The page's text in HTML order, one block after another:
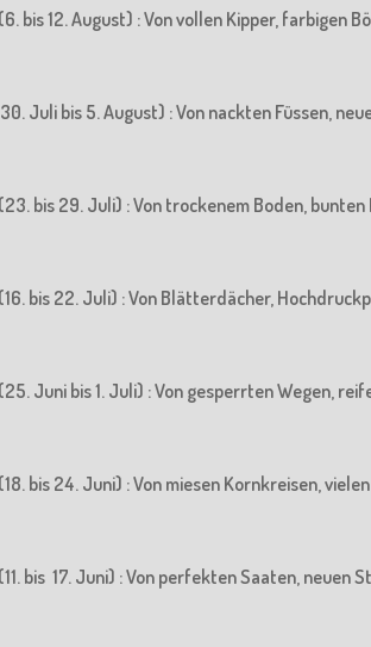
bis 12. August) : Von vollen Kipper, farbigen
Juli bis 5. August) : Von nackten Füssen,
bis 29. Juli) : Von trockenem Boden,
bis 22. Juli) : Von Blätterdächer,
Juni bis 1. Juli) : Von gesperrten Wegen,
bis 24. Juni) : Von miesen Kornkreisen,
bis 17. Juni) : Von perfekten Saaten,